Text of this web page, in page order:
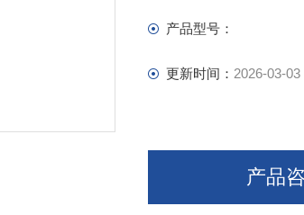
产品型号：
更新时间： 2026-03-03
产品